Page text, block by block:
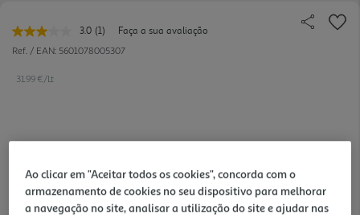
3.0 Leu
uma
(1)
Faça a sua avaliação
Ref. / EAN: 5601078005307
31.99 €/Lt
23,99 €
Notas de preparação
Ao clicar em "Aceitar todos os cookies", concorda com o
armazenamento de cookies no seu dispositivo para melhorar
a navegação no site, analisar a utilização do site e ajudar nas